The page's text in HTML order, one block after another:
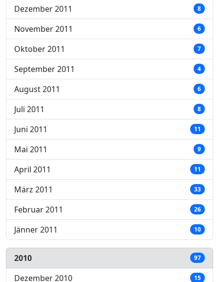
Dezember 2011 8
November 2011 6
Oktober 2011 7
September 2011 4
August 2011 6
Juli 2011 8
Juni 2011 11
Mai 2011 9
April 2011 11
März 2011 33
Februar 2011 26
Jänner 2011 10
2010 97
Dezember 2010 15